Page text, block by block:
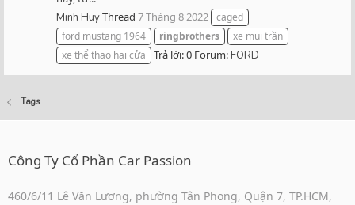
Minh HuyThread 7 Tháng 8 2022 caged
ford mustang 1964
ringbrothers
xe mui trần
xe thể thao hai cửa
Trả lời: 0 Forum:FORD
Tags
Công Ty Cổ Phần Car Passion
460/6/11 Lê Văn Lương, phường Tân Phong, Quận 7, TP.HCM,